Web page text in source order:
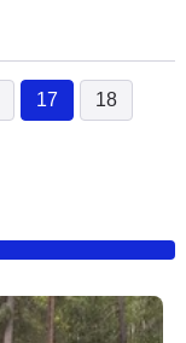
17
(current)
18